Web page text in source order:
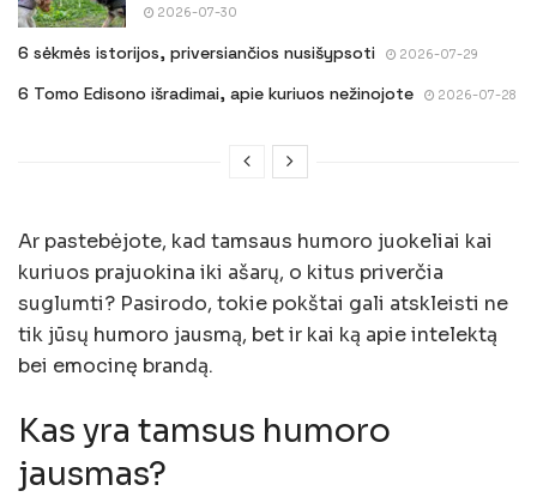
2026-07-30
6 sėkmės istorijos, priversiančios nusišypsoti 2026-07-29
6 Tomo Edisono išradimai, apie kuriuos nežinojote 2026-07-28
Ar pastebėjote, kad tamsaus humoro juokeliai kai
kuriuos prajuokina iki ašarų, o kitus priverčia
suglumti? Pasirodo, tokie pokštai gali atskleisti ne
tik jūsų humoro jausmą, bet ir kai ką apie intelektą
bei emocinę brandą.
Kas yra tamsus humoro
jausmas?